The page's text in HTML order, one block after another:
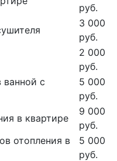
руб.
3 000
руб.
2 000
руб.
ванной с
5 000
руб.
в квартире
9 000
руб.
отопления в
5 000
руб.